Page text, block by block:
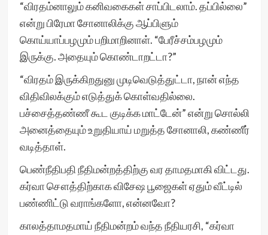
“விரதம்னாலும் கனிவகைகள் சாப்பிடலாம். தப்பில்லை”
என்று பிரேமா சோனாலிக்கு ஆப்பிளும்
கொய்யாப்பழமும் பறிமாறினாள். “பேரீச்சம்பழமும்
இருக்கு. அதையும் கொண்டாறட்டா?”
“விரதம் இருக்கிறதுனு முடிவெடுத்துட்டா, நான் எந்த
விதிவிலக்கும் எடுத்துக் கொள்வதில்லை.
பச்சைத்தண்ணீ கூட குடிக்க மாட்டேன்” என்று சொல்லி
அனைத்தையும் உறுதியாய் மறுத்த சோனாலி, கண்ணீர்
வடித்தாள்.
பெண்நீதிபதி நீதிமன்றத்திற்கு வர தாமதமாகி விட்டது.
கர்வா சௌத்திற்காக விசேஷ பூஜைகள் ஏதும் வீட்டில்
பண்ணிட்டு வராங்களோ, என்னவோ?
காலத்தாமதமாய் நீதிமன்றம் வந்த நீதியரசி, “கர்வா